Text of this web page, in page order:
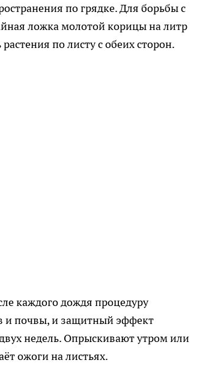
по грядке. Для борьбы с
ложка молотой корицы на литр
по листу с обеих сторон.
каждого дождя процедуру
и почвы, и защитный эффект
недель. Опрыскивают утром или
ожоги на листьях.